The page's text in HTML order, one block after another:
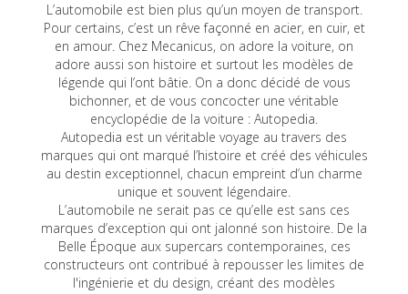
L’automobile est bien plus qu’un moyen de transport.
Pour certains, c’est un rêve façonné en acier, en cuir, et
en amour. Chez Mecanicus, on adore la voiture, on
adore aussi son histoire et surtout les modèles de
légende qui l’ont bâtie. On a donc décidé de vous
bichonner, et de vous concocter une véritable
encyclopédie de la voiture : Autopedia.
Autopedia est un véritable voyage au travers des
marques qui ont marqué l’histoire et créé des véhicules
au destin exceptionnel, chacun empreint d’un charme
unique et souvent légendaire.
L’automobile ne serait pas ce qu’elle est sans ces
marques d’exception qui ont jalonné son histoire. De la
Belle Époque aux supercars contemporaines, ces
constructeurs ont contribué à repousser les limites de
l'ingénierie et du design, créant des modèles